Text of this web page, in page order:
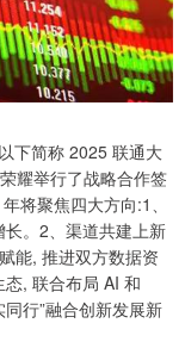
简称 2025 联通大
耀举行了战略合作签
将聚焦四大方向:1、
。2、渠道共建上新
能, 推进双方数据资
, 联合布局 AI 和
行”融合创新发展新